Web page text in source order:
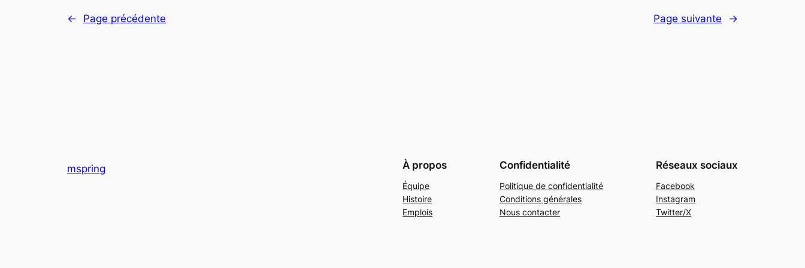
← Page précédente Page suivante →
mspring À propos
Équipe
Histoire
Emplois
Confidentialité
Politique de confidentialité
Conditions générales
Nous contacter
Réseaux sociaux
Facebook
Instagram
Twitter/X